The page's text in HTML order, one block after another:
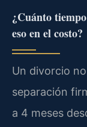
¿Cuánto
eso en el costo?
Un divorcio
separación
a 4 meses